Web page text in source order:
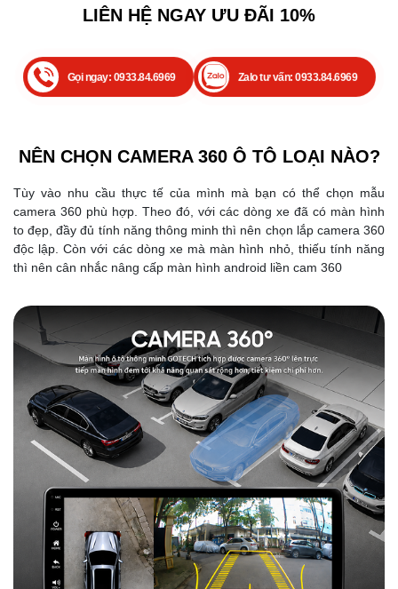
LIÊN HỆ NGAY ƯU ĐÃI 10%
Gọi ngay: 0933.84.6969 Zalo tư vấn: 0933.84.6969
NÊN CHỌN CAMERA 360 Ô TÔ LOẠI NÀO?
Tùy vào nhu cầu thực tế của mình mà bạn có thể chọn mẫu
camera 360 phù hợp. Theo đó, với các dòng xe đã có màn hình
to đẹp, đầy đủ tính năng thông minh thì nên chọn lắp camera 360
độc lập. Còn với các dòng xe mà màn hình nhỏ, thiếu tính năng
thì nên cân nhắc nâng cấp màn hình android liền cam 360